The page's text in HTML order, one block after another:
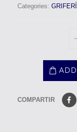
Categories:
COMPARTIR